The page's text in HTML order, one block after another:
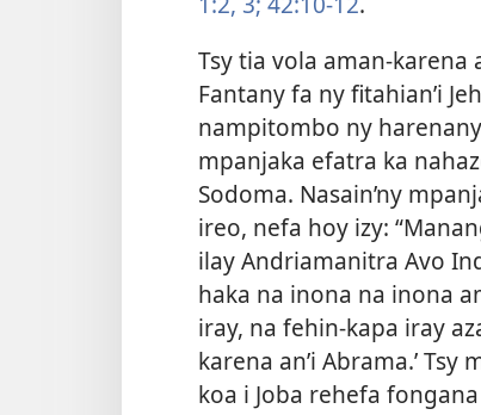
Tsy tia vola aman-
Fantany fa ny fitahian’i
nampitombo ny
mpanjaka efatra ka
Sodoma. Nasain’ny
ireo, nefa hoy izy:
ilay Andriamanitra Avo
haka na inona na inona
iray, na fehin-kapa iray
karena an’i Abrama.’
koa i Joba rehefa